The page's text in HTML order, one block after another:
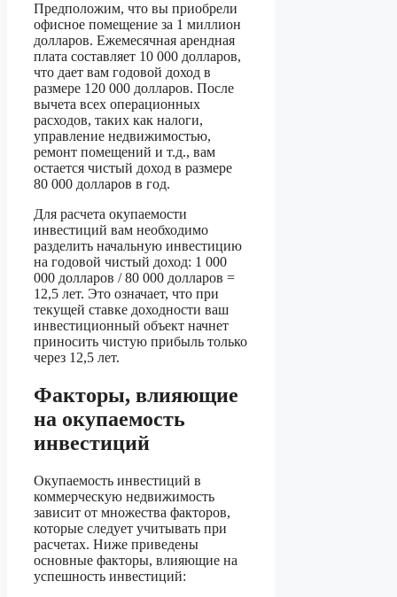
Предположим, что вы приобрели
офисное помещение за 1 миллион
долларов. Ежемесячная арендная
плата составляет 10 000 долларов,
что дает вам годовой доход в
размере 120 000 долларов. После
вычета всех операционных
расходов, таких как налоги,
управление недвижимостью,
ремонт помещений и т.д., вам
остается чистый доход в размере
80 000 долларов в год.
Для расчета окупаемости
инвестиций вам необходимо
разделить начальную инвестицию
на годовой чистый доход: 1 000
000 долларов / 80 000 долларов =
12,5 лет. Это означает, что при
текущей ставке доходности ваш
инвестиционный объект начнет
приносить чистую прибыль только
через 12,5 лет.
Факторы, влияющие
на окупаемость
инвестиций
Окупаемость инвестиций в
коммерческую недвижимость
зависит от множества факторов,
которые следует учитывать при
расчетах. Ниже приведены
основные факторы, влияющие на
успешность инвестиций: